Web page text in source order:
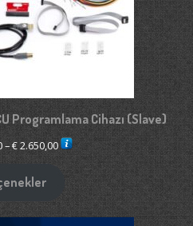
Programlama Cihazı (Slave)
–€2.650,00Fiyat
aralığı:
€ 1.900,00
€ 2.650,00